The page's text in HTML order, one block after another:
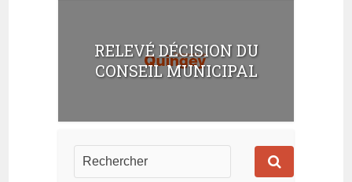
RELEVÉ DÉCISION DU
CONSEIL MUNICIPAL